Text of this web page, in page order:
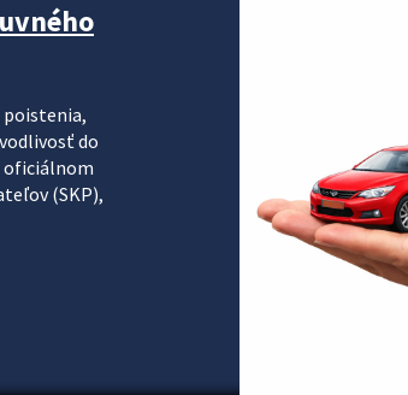
poistenia,
do
oficiálnom
(SKP),